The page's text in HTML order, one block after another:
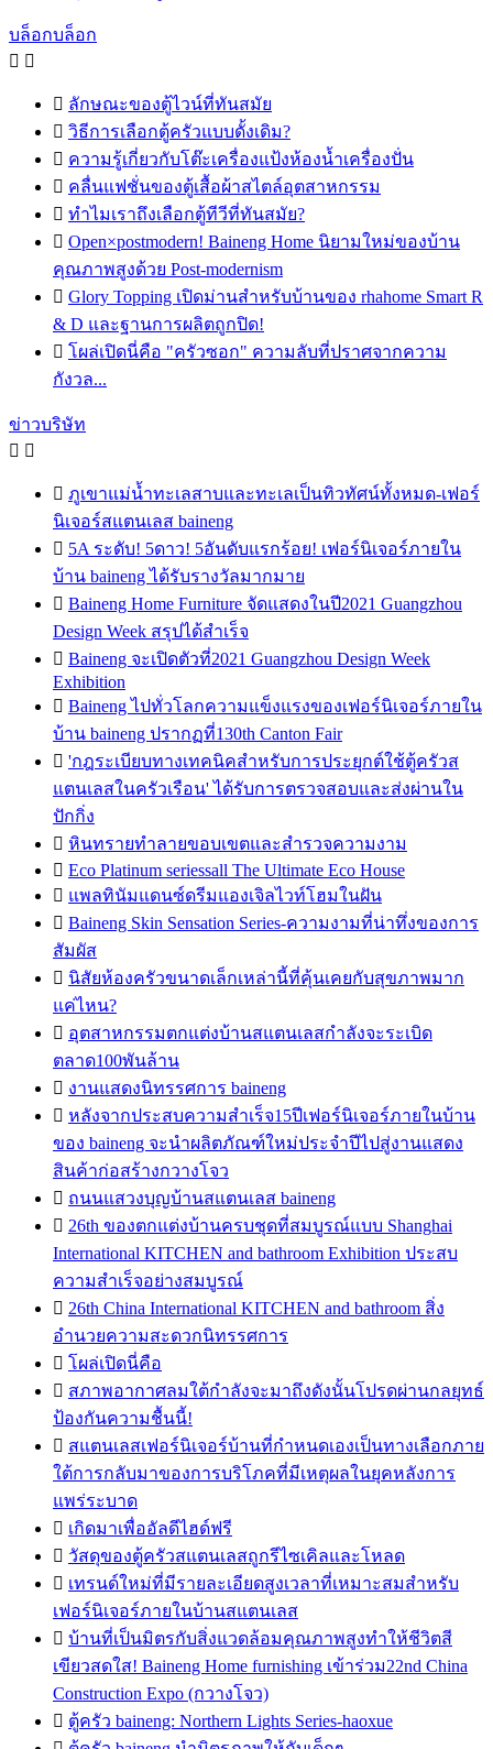
บล็อกบล็อก
 
 ลักษณะของตู้ไวน์ที่ทันสมัย
 วิธีการเลือกตู้ครัวแบบดั้งเดิม?
 ความรู้เกี่ยวกับโต๊ะเครื่องแป้งห้องน้ำเครื่องปั่น
 คลื่นแฟชั่นของตู้เสื้อผ้าสไตล์อุตสาหกรรม
 ทำไมเราถึงเลือกตู้ทีวีที่ทันสมัย?
 Open×postmodern! Baineng Home นิยามใหม่ของบ้าน
คุณภาพสูงด้วย Post-modernism
 Glory Topping เปิดม่านสำหรับบ้านของ rhahome Smart R
& D และฐานการผลิตถูกปิด!
 โผล่เปิดนี่คือ "ครัวซอก" ความลับที่ปราศจากความ
กังวล...
ข่าวบริษัท
 
 ภูเขาแม่น้ำทะเลสาบและทะเลเป็นทิวทัศน์ทั้งหมด-เฟอร์
นิเจอร์สแตนเลส baineng
 5A ระดับ! 5ดาว! 5อันดับแรกร้อย! เฟอร์นิเจอร์ภายใน
บ้าน baineng ได้รับรางวัลมากมาย
 Baineng Home Furniture จัดแสดงในปี2021 Guangzhou
Design Week สรุปได้สำเร็จ
 Baineng จะเปิดตัวที่2021 Guangzhou Design Week
Exhibition
 Baineng ไปทั่วโลกความแข็งแรงของเฟอร์นิเจอร์ภายใน
บ้าน baineng ปรากฏที่130th Canton Fair
 'กฎระเบียบทางเทคนิคสำหรับการประยุกต์ใช้ตู้ครัวส
แตนเลสในครัวเรือน' ได้รับการตรวจสอบและส่งผ่านใน
ปักกิ่ง
 หินทรายทำลายขอบเขตและสำรวจความงาม
 Eco Platinum seriessall The Ultimate Eco House
 แพลทินัมแดนซ์ดรีมแองเจิลไวท์โฮมในฝัน
 Baineng Skin Sensation Series-ความงามที่น่าทึ่งของการ
สัมผัส
 นิสัยห้องครัวขนาดเล็กเหล่านี้ที่คุ้นเคยกับสุขภาพมาก
แค่ไหน?
 อุตสาหกรรมตกแต่งบ้านสแตนเลสกำลังจะระเบิด
ตลาด100พันล้าน
 งานแสดงนิทรรศการ baineng
 หลังจากประสบความสำเร็จ15ปีเฟอร์นิเจอร์ภายในบ้าน
ของ baineng จะนำผลิตภัณฑ์ใหม่ประจำปีไปสู่งานแสดง
สินค้าก่อสร้างกวางโจว
 ถนนแสวงบุญบ้านสแตนเลส baineng
 26th ของตกแต่งบ้านครบชุดที่สมบูรณ์แบบ Shanghai
International KITCHEN and bathroom Exhibition ประสบ
ความสำเร็จอย่างสมบูรณ์
 26th China International KITCHEN and bathroom สิ่ง
อำนวยความสะดวกนิทรรศการ
 โผล่เปิดนี่คือ
 สภาพอากาศลมใต้กำลังจะมาถึงดังนั้นโปรดผ่านกลยุทธ์
ป้องกันความชื้นนี้!
 สแตนเลสเฟอร์นิเจอร์บ้านที่กำหนดเองเป็นทางเลือกภาย
ใต้การกลับมาของการบริโภคที่มีเหตุผลในยุคหลังการ
แพร่ระบาด
 เกิดมาเพื่ออัลดีไฮด์ฟรี
 วัสดุของตู้ครัวสแตนเลสถูกรีไซเคิลและโหลด
 เทรนด์ใหม่ที่มีรายละเอียดสูงเวลาที่เหมาะสมสำหรับ
เฟอร์นิเจอร์ภายในบ้านสแตนเลส
 บ้านที่เป็นมิตรกับสิ่งแวดล้อมคุณภาพสูงทำให้ชีวิตสี
เขียวสดใส! Baineng Home furnishing เข้าร่วม22nd China
Construction Expo (กวางโจว)
 ตู้ครัว baineng: Northern Lights Series-haoxue